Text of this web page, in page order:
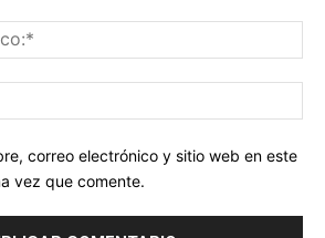
correo electrónico y sitio web en este
vez que comente.